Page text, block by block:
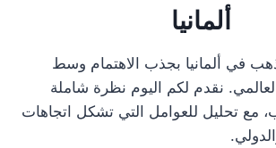
ألمانيا
في ألمانيا بجذب الاهتمام وسط
نقدم لكم اليوم نظرة شاملة
مع تحليل للعوامل التي تشكل اتجاهات